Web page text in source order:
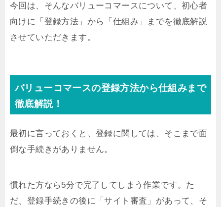
今回は、そんなバリューコマースについて、初心者
向けに「登録方法」から「仕組み」までを徹底解説
させていただきます。
バリューコマースの登録方法から仕組みまで
徹底解説！
最初に言っておくと、登録に関しては、そこまで面
倒な手続きがありません。
慣れた方なら5分で完了してしまう作業です。た
だ、登録手続きの後に「サイト審査」があって、そ